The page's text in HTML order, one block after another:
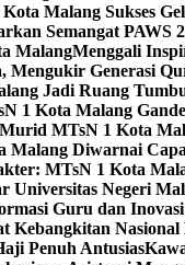
Malang Sukses
Semangat PAWS
MalangMenggali
Mengukir Generasi
Jadi Ruang
1 Kota Malang
MTsN 1 Kota
Malang Diwarnai
MTsN 1 Kota
Universitas Negeri
Guru dan
Kebangkitan
Penuh Antusias